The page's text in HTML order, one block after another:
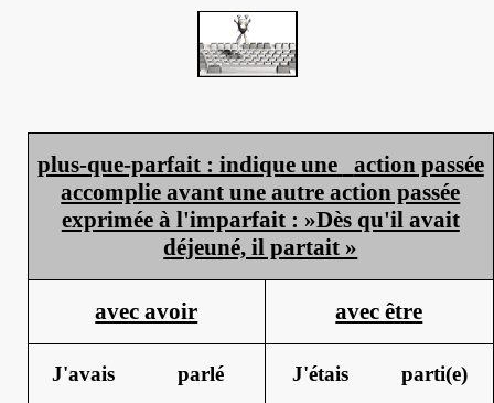
plus-que-parfait : indique une
action passée
accomplie avant une autre action passée
exprimée à l'imparfait : »Dès qu'il avait
déjeuné, il partait »
avec avoir avec être
J'avais parlé J'étais parti(e)